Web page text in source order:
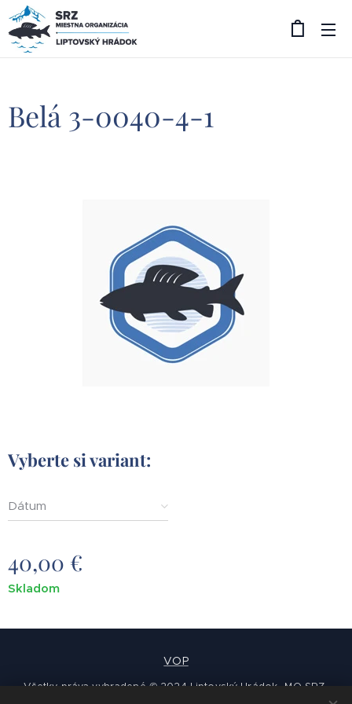
Belá 3-0040-4-1
Vyberte si variant:
Dátum
40,00 €
Skladom
VOP
Všetky práva vyhradené © 2024 Liptovský Hrádok -MO SRZ-